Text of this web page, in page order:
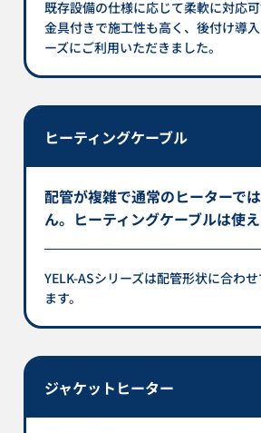
既存設備の仕様に応じて柔軟に対応
金具付きで施工性も高く、後付け導
ーズにご利用いただきました。
ヒーティングケーブル
配管が複雑で通常のヒーターで
ん。ヒーティングケーブルは使
YELK-ASシリーズは配管形状に合わ
ます。
ジャケットヒーター